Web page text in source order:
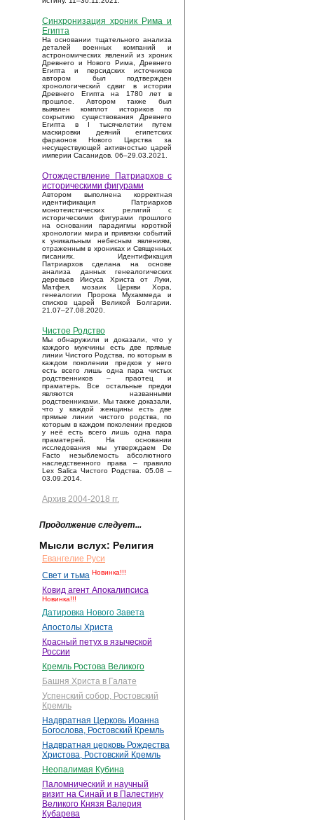
Синхронизация хроник Рима и
Египта
На основании тщательного анализа
деталей военных компаний и
астрономических явлений из хроник
Древнего и Нового Рима, Древнего
Египта и персидских источников
автором был подтвержден
хронологический сдвиг в истории
Древнего Египта на 1780 лет в
прошлое. Автором также был
выявлен комплот историков по
сокрытию существования Древнего
Египта в I тысячелетии путем
маскировки деяний египетских
фараонов Нового Царства за
несуществующей активностью царей
империи Сасанидов. 06–29.03.2021.
Отождествление Патриархов с
историческими фигурами
Автором выполнена корректная
идентификация Патриархов
монотеистических религий с
историческими фигурами прошлого
на основании парадигмы короткой
хронологии мира и привязки событий
к уникальным небесным явлениям,
отраженным в хрониках и Священных
писаниях. Идентификация
Патриархов сделана на основе
анализа данных генеалогических
деревьев Иисуса Христа от Луки,
Матфея, мозаик Церкви Хора,
генеалогии Пророка Мухаммеда и
списков царей Великой Болгарии.
21.07–27.08.2020.
Чистое Родство
Мы обнаружили и доказали, что у
каждого мужчины есть две прямые
линии Чистого Родства, по которым в
каждом поколении предков у него
есть всего лишь одна пара чистых
родственников – праотец и
праматерь. Все остальные предки
являются названными
родственниками. Мы также доказали,
что у каждой женщины есть две
прямые линии чистого родства, по
которым в каждом поколении предков
у неё есть всего лишь одна пара
праматерей. На основании
исследования мы утверждаем De
Facto незыблемость абсолютного
наследственного права – правило
Lex Salica Чистого Родства. 05.08 –
03.09.2014.
Архив 2004-2018 гг.
Продолжение следует...
Мысли вслух: Религия
Евангелие Руси
Свет и тьма Новинка!!!
Ковид агент Апокалипсиса
Новинка!!!
Датировка Нового Завета
Апостолы Христа
Красный петух в языческой
России
Кремль Ростова Великого
Башня Христа в Галате
Успенский собор, Ростовский
Кремль
Надвратная Церковь Иоанна
Богослова, Ростовский Кремль
Надвратная церковь Рождества
Христова, Ростовский Кремль
Неопалимая Кубина
Паломнический и научный
визит на Синай и в Палестину
Великого Князя Валерия
Кубарева